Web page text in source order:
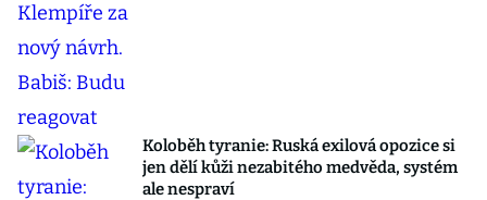
Koloběh tyranie: Ruská exilová opozice si
jen dělí kůži nezabitého medvěda, systém
ale nespraví